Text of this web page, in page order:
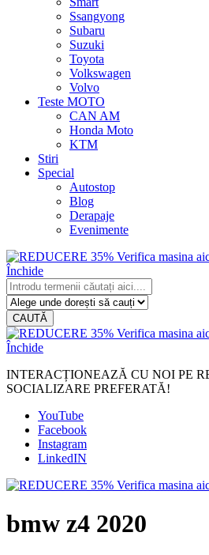
Ssangyong
Subaru
Suzuki
Toyota
Volkswagen
Volvo
Teste MOTO
CAN AM
Honda Moto
KTM
Stiri
Special
Autostop
Blog
Derapaje
Evenimente
Închide
CAUTĂ
Închide
INTERACȚIONEAZĂ CU NOI PE
SOCIALIZARE PREFERATĂ!
YouTube
Facebook
Instagram
LinkedIN
bmw z4 2020